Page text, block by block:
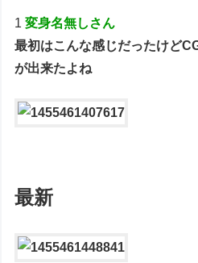
1 変身名無しさん
最初はこんな感じだったけど
が出来たよね
最新